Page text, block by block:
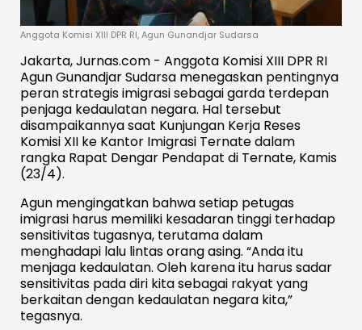
Anggota Komisi XIII DPR RI, Agun Gunandjar Sudarsa
Jakarta, Jurnas.com - Anggota Komisi XIII DPR RI
Agun Gunandjar Sudarsa menegaskan pentingnya
peran strategis imigrasi sebagai garda terdepan
penjaga kedaulatan negara. Hal tersebut
disampaikannya saat Kunjungan Kerja Reses
Komisi XII ke Kantor Imigrasi Ternate dalam
rangka Rapat Dengar Pendapat di Ternate, Kamis
(23/4).
Agun mengingatkan bahwa setiap petugas
imigrasi harus memiliki kesadaran tinggi terhadap
sensitivitas tugasnya, terutama dalam
menghadapi lalu lintas orang asing. “Anda itu
menjaga kedaulatan. Oleh karena itu harus sadar
sensitivitas pada diri kita sebagai rakyat yang
berkaitan dengan kedaulatan negara kita,”
tegasnya.